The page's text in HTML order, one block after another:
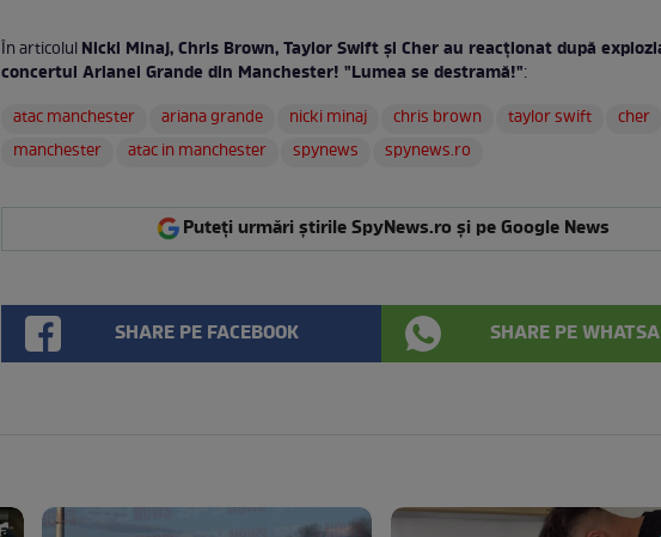
În articolulNicki Minaj, Chris Brown, Taylor Swift şi Cher au reacţionat după
concertul Arianei Grande din Manchester! "Lumea se destramă!":
atac manchester
ariana grande nicki minaj chris brown taylor swift
cher
manchester
atac in manchester spynews spynews.ro
Puteți urmări știrile SpyNews.ro și pe Google News
SHARE PE FACEBOOK SHARE PE